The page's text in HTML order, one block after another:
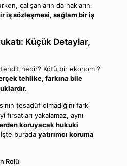
çalışanların da haklarını
iş sözleşmesi, sağlam bir iş
Küçük Detaylar,
tehdit nedir? Kötü bir ekonomi?
tehlike, farkına bile
tesadüf olmadığını fark
fırsatları yakalamaz, aynı
koruyacak hukuki
İşte burada yatırımcı koruma
Rolü